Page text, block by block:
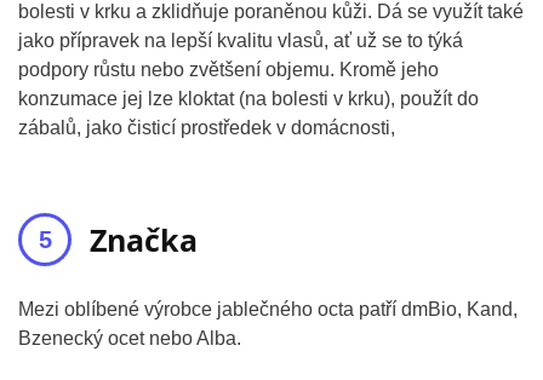
bolesti v krku a zklidňuje poraněnou kůži. Dá se využít také
jako přípravek na lepší kvalitu vlasů, ať už se to týká
podpory růstu nebo zvětšení objemu. Kromě jeho
konzumace jej lze kloktat (na bolesti v krku), použít do
zábalů, jako čisticí prostředek v domácnosti,
Značka
Mezi oblíbené výrobce jablečného octa patří dmBio, Kand,
Bzenecký ocet nebo Alba.